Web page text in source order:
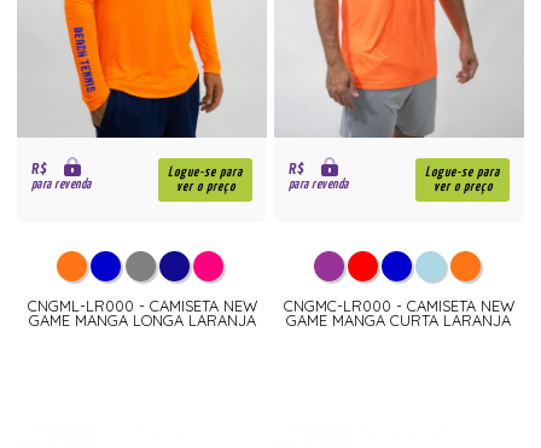
R$
para revenda
Logue-se para
ver o preço
CNGML-LR000 - CAMISETA NEW
GAME MANGA LONGA LARANJA
R$
para revenda
Logue-se para
ver o preço
CNGMC-LR000 - CAMISETA NEW
GAME MANGA CURTA LARANJA